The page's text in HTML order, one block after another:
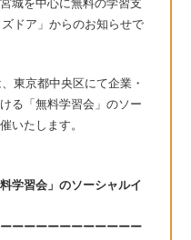
城を中心に無料の学習支
ドア」からのお知らせで
東京都中央区にて企業・
る「無料学習会」のソー
いたします。
学習会」のソーシャルイ
ーーーーーーーーーー